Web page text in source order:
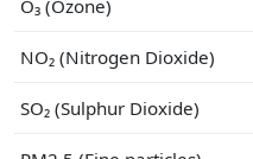
O₃ (Ozone)
NO₂ (Nitrogen Dioxide)
SO₂ (Sulphur Dioxide)